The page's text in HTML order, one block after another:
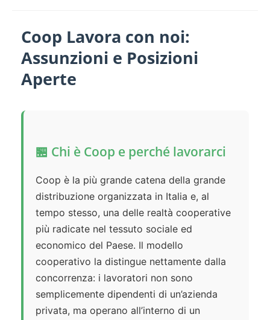
Coop Lavora con noi:
Assunzioni e Posizioni
Aperte
🏪 Chi è Coop e perché lavorarci
Coop è la più grande catena della grande
distribuzione organizzata in Italia e, al
tempo stesso, una delle realtà cooperative
più radicate nel tessuto sociale ed
economico del Paese. Il modello
cooperativo la distingue nettamente dalla
concorrenza: i lavoratori non sono
semplicemente dipendenti di un’azienda
privata, ma operano all’interno di un